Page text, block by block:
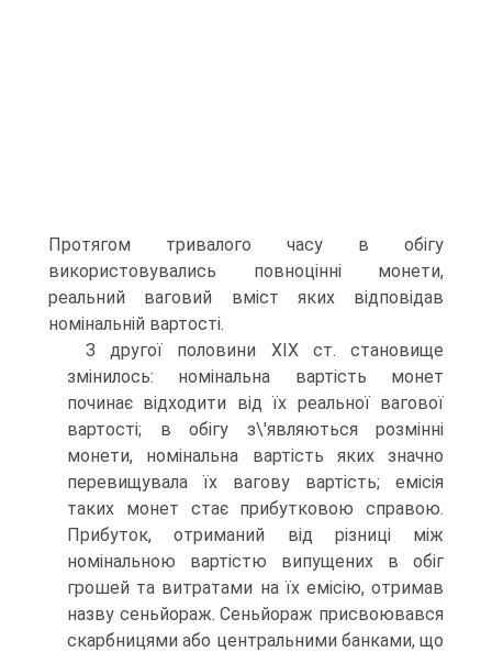
Протягом тривалого часу в обігу
використовувались повноцінні монети,
реальний ваговий вміст яких відповідав
номінальній вартості.
З другої половини XIX ст. становище
змінилось: номінальна вартість монет
починає відходити від їх реальної вагової
вартості; в обігу з\'являються розмінні
монети, номінальна вартість яких значно
перевищувала їх вагову вартість; емісія
таких монет стає прибутковою справою.
Прибуток, отриманий від різниці між
номінальною вартістю випущених в обіг
грошей та витратами на їх емісію, отримав
назву сеньйораж. Сеньйораж присвоювався
скарбницями або центральними банками, що